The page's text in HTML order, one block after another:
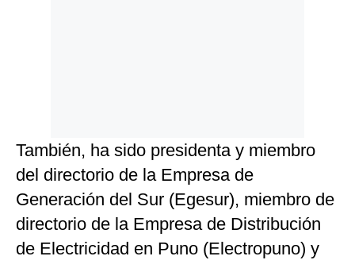
También, ha sido presidenta y miembro
del directorio de la Empresa de
Generación del Sur (Egesur), miembro de
directorio de la Empresa de Distribución
de Electricidad en Puno (Electropuno) y